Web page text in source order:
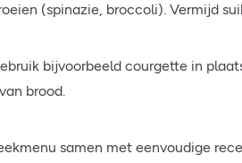
(spinazie, broccoli). Vermijd
bijvoorbeeld courgette in
brood.
samen met eenvoudige